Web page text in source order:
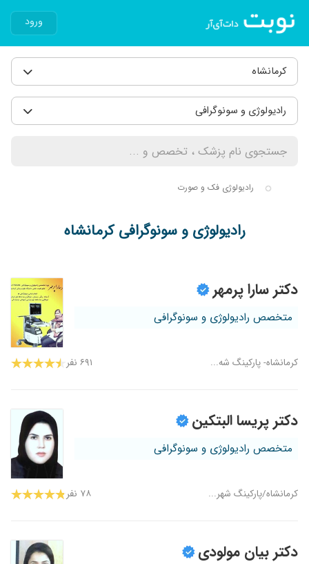
ورود
کرمانشاه
رادیولوژی و سونوگرافی
رادیولوژی فک و صورت
رادیولوژی و سونوگرافی کرمانشاه
دکتر سارا پرمهر
متخصص رادیولوژی و سونوگرافی
کرمانشاه- پارکینگ شه... ۶۹۱ نفر
دکتر پریسا البتکین
متخصص رادیولوژی و سونوگرافی
کرمانشاه/پارکینگ شهر... ۷۸ نفر
دکتر بیان مولودی